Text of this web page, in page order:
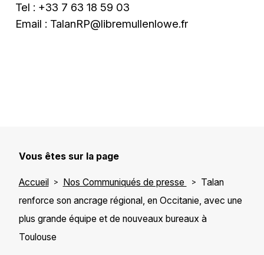
Tel : +33 7 63 18 59 03
Email : TalanRP@libremullenlowe.fr
Vous êtes sur la page
Accueil Nos Communiqués de presse
Talan
renforce son ancrage régional, en Occitanie, avec une
plus grande équipe et de nouveaux bureaux à
Toulouse